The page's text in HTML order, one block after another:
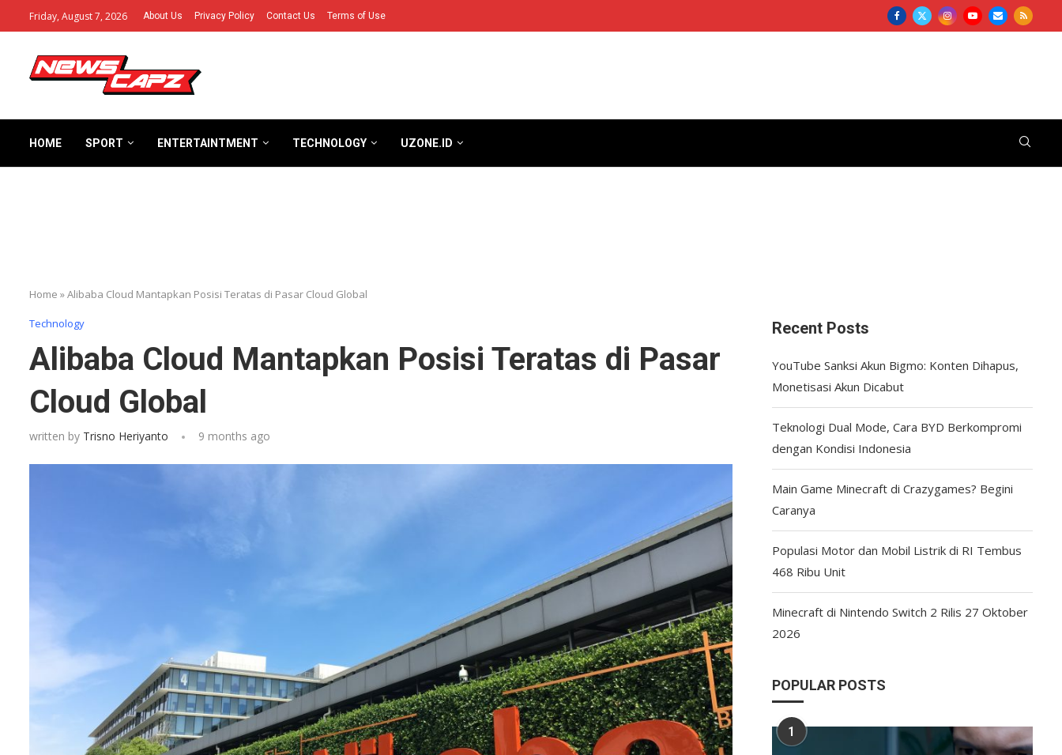
Friday, August 7, 2026 About Us Privacy Policy Contact Us Terms of Use
HOME SPORT ENTERTAINTMENT TECHNOLOGY UZONE.ID
Home »Alibaba Cloud Mantapkan Posisi Teratas di Pasar Cloud Global
Technology
Alibaba Cloud Mantapkan Posisi Teratas di Pasar
Cloud Global
written by Trisno Heriyanto 9 months ago
Recent Posts
YouTube Sanksi Akun Bigmo: Konten Dihapus,
Monetisasi Akun Dicabut
Teknologi Dual Mode, Cara BYD Berkompromi
dengan Kondisi Indonesia
Main Game Minecraft di Crazygames? Begini
Caranya
Populasi Motor dan Mobil Listrik di RI Tembus
468 Ribu Unit
Minecraft di Nintendo Switch 2 Rilis 27 Oktober
2026
POPULAR POSTS
1